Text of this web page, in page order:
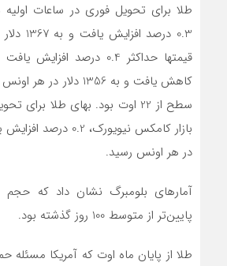
طلا برای تحویل فوری در ساعات اولیه
0.3
کاهش یافت و به 1356
سطح از 22 اوت بود. بهای طلا برای
در هر اونس رسید.
پایین‌تر از متوسط 100 روز گذشته بود.
طلا از پایان ماه اوت که آمریکا مسئله